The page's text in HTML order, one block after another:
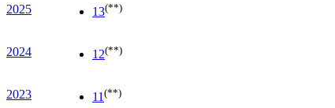
2025 13(**)
2024 12(**)
2023 11 (**)